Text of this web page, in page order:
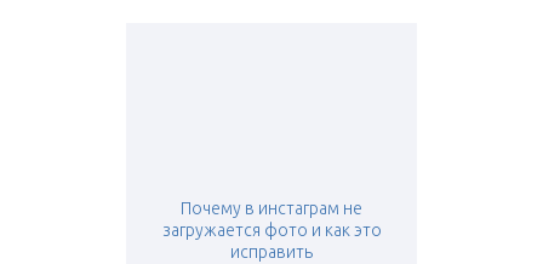
Почему в инстаграм не
загружается фото и как это
исправить